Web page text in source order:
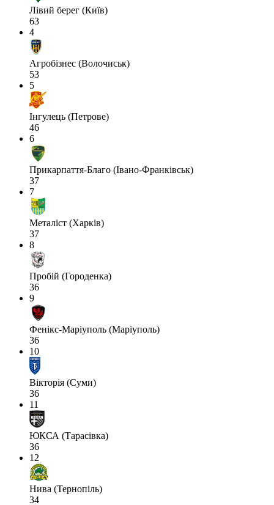
Лівий берег (Київ)
63
4
Агробізнес (Волочиськ)
53
5
Інгулець (Петрове)
46
6
Прикарпаття-Благо (Івано-Франківськ)
37
7
Металіст (Харків)
37
8
Пробій (Городенка)
36
9
Фенікс-Маріуполь (Маріуполь)
36
10
Вікторія (Суми)
36
11
ЮКСА (Тарасівка)
36
12
Нива (Тернопіль)
34